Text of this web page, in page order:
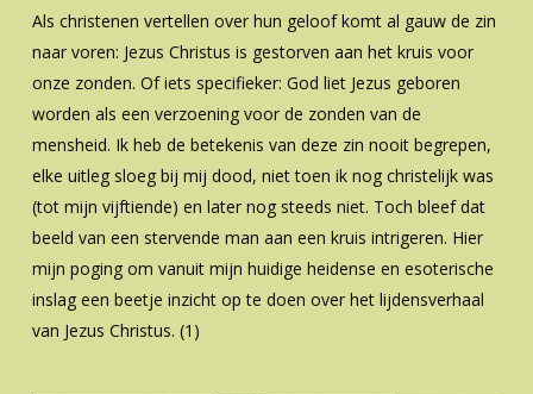
Als christenen vertellen over hun geloof komt al gauw de zin
naar voren: Jezus Christus is gestorven aan het kruis voor
onze zonden. Of iets specifieker: God liet Jezus geboren
worden als een verzoening voor de zonden van de
mensheid. Ik heb de betekenis van deze zin nooit begrepen,
elke uitleg sloeg bij mij dood, niet toen ik nog christelijk was
(tot mijn vijftiende) en later nog steeds niet. Toch bleef dat
beeld van een stervende man aan een kruis intrigeren. Hier
mijn poging om vanuit mijn huidige heidense en esoterische
inslag een beetje inzicht op te doen over het lijdensverhaal
van Jezus Christus. (1)